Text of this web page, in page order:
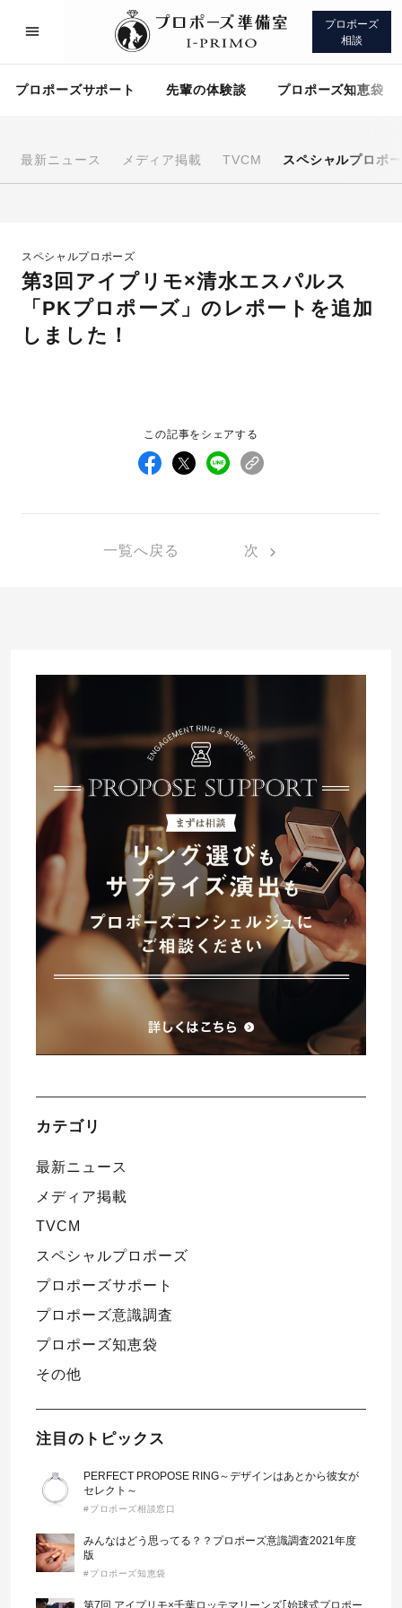
プロポーズ
相談
プロポーズサポート 先輩の体験談 プロポーズ知恵袋
最新ニュース メディア掲載 TVCM スペシャルプロポ
スペシャルプロポーズ
第3回アイプリモ×清水エスパルス
「PKプロポーズ」のレポートを追加
しました！
この記事をシェアする
一覧へ戻る 次
カテゴリ
最新ニュース
メディア掲載
TVCM
スペシャルプロポーズ
プロポーズサポート
プロポーズ意識調査
プロポーズ知恵袋
その他
注目のトピックス
PERFECT PROPOSE RING～デザインはあとから彼女が
セレクト～
#プロポーズ相談窓口
みんなはどう思ってる？？プロポーズ意識調査2021年度
版
#プロポーズ知恵袋
第7回 アイプリモ×千葉ロッテマリーンズ｢始球式プロポー
プロポーズサポート 先輩の体験談
プロポーズ知恵袋
プロポーズサポートの流れ
プロポーズアイテム
®
プロポーズシチュエーション診断
婚約指輪マッチング診断
プロポーズプラン検索
ダイヤモンドの品質とは？
プロポーズの方法
タイミング
プレゼント
場所
言葉
エピソード
I-PRIMO公式サイト
I-PRIMO公式オンラインショップ
Follow us on